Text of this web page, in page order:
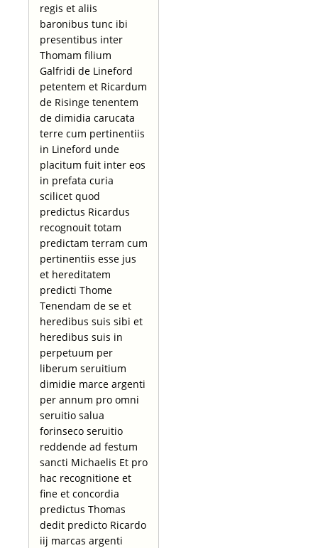
regis et aliis
baronibus tunc ibi
presentibus inter
Thomam filium
Galfridi de Lineford
petentem et Ricardum
de Risinge tenentem
de dimidia carucata
terre cum pertinentiis
in Lineford unde
placitum fuit inter eos
in prefata curia
scilicet quod
predictus Ricardus
recognouit totam
predictam terram cum
pertinentiis esse jus
et hereditatem
predicti Thome
Tenendam de se et
heredibus suis sibi et
heredibus suis in
perpetuum per
liberum seruitium
dimidie marce argenti
per annum pro omni
seruitio salua
forinseco seruitio
reddende ad festum
sancti Michaelis Et pro
hac recognitione et
fine et concordia
predictus Thomas
dedit predicto Ricardo
iij marcas argenti